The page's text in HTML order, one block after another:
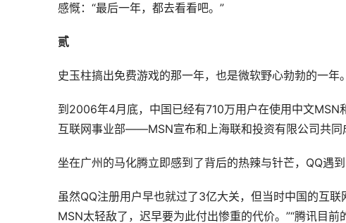
感慨：“最后一年，都去看看吧。”
贰
史玉柱搞出免费游戏的那一年，也是微软野心勃勃的一年。
到2006年4月底，中国已经有710万用户在使用中文
互联网事业部——MSN宣布和上海联和投资有限公司共同
坐在广州的马化腾立即感到了背后的热辣与针芒，QQ遇到
虽然QQ注册用户早也就过了3亿大关，但当时中国的互
MSN太轻敌了，迟早要为此付出惨重的代价。”“腾讯目